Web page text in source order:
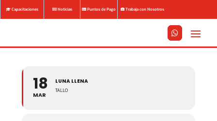
Capacitaciones Noticias Puntos de Pago Trabaja con Nosotros



18
MAR
LUNA LLENA
TALLO